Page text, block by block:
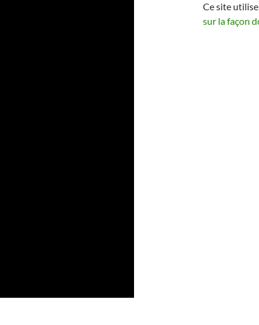
Ce site
sur la façon